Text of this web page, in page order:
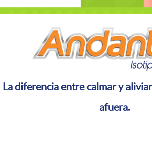
La diferencia entre calmar y
afuera.